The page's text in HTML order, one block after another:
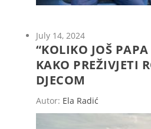
July 14, 2024
“KOLIKO JOŠ
KAKO PREŽIVJETI
DJECOM
Autor: Ela Radić